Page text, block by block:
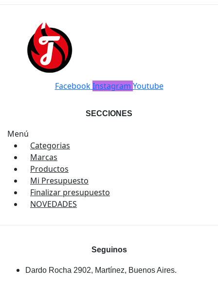
Facebook Instagram Youtube
SECCIONES
Menú
Categorias
Marcas
Productos
Mi Presupuesto
Finalizar presupuesto
NOVEDADES
Seguinos
Dardo Rocha 2902, Martínez, Buenos Aires.